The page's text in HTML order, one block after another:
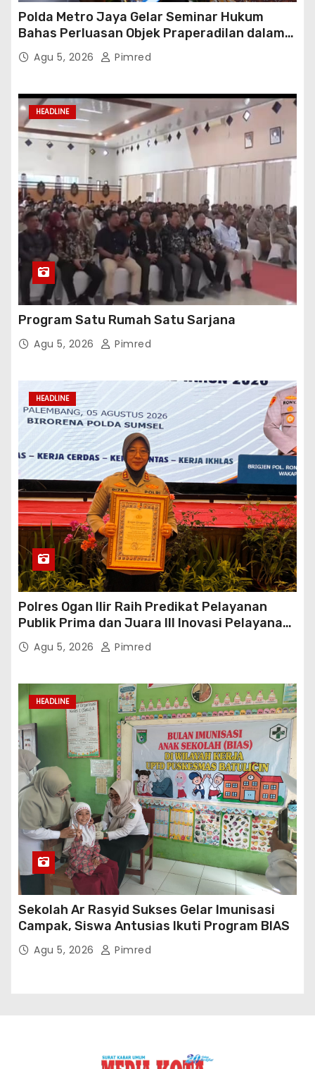
Polda Metro Jaya Gelar Seminar Hukum
Bahas Perluasan Objek Praperadilan dalam
KUHAP Baru
Agu 5, 2026 Pimred
HEADLINE
Program Satu Rumah Satu Sarjana
Agu 5, 2026 Pimred
HEADLINE
Polres Ogan Ilir Raih Predikat Pelayanan
Publik Prima dan Juara III Inovasi Pelayanan
Publik Tingkat Polda Sumsel
Agu 5, 2026 Pimred
HEADLINE
Sekolah Ar Rasyid Sukses Gelar Imunisasi
Campak, Siswa Antusias Ikuti Program BIAS
Agu 5, 2026 Pimred